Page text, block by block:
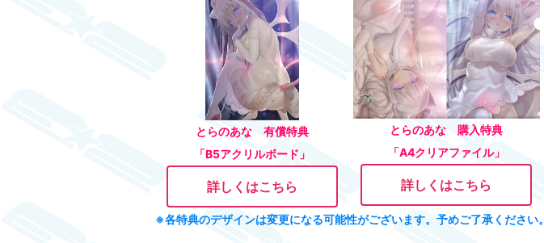
とらのあな 有償特典
「B5アクリルボード」
詳しくはこちら
とらのあな 購入特典
「A4クリアファイル」
詳しくはこちら
※各特典のデザインは変更になる可能性がございます。予めご了承ください。